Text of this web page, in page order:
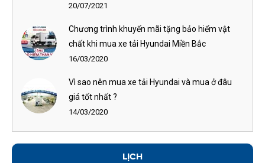
20/07/2021
Chương trình khuyến mãi tặng bảo hiểm vật
chất khi mua xe tải Hyundai Miền Bắc
16/03/2020
Vì sao nên mua xe tải Hyundai và mua ở đâu
giá tốt nhất ?
14/03/2020
LỊCH